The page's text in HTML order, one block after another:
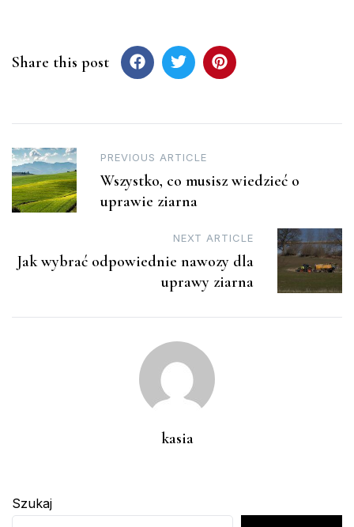
Share this post
Post
navigation
PREVIOUS ARTICLE
Wszystko, co musisz wiedzieć o
uprawie ziarna
NEXT ARTICLE
Jak wybrać odpowiednie nawozy dla
uprawy ziarna
kasia
Szukaj